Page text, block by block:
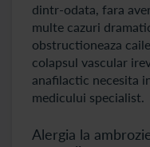
dintr-odata, fara
multe cazuri
obstructioneaza
colapsul vascular
anafilactic necesita
medicului specialist.
Alergia la